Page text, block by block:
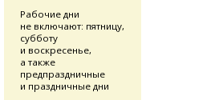
Рабочие дни
не включают: пятницу,
субботу
и воскресенье,
а также
предпраздничные
и праздничные дни